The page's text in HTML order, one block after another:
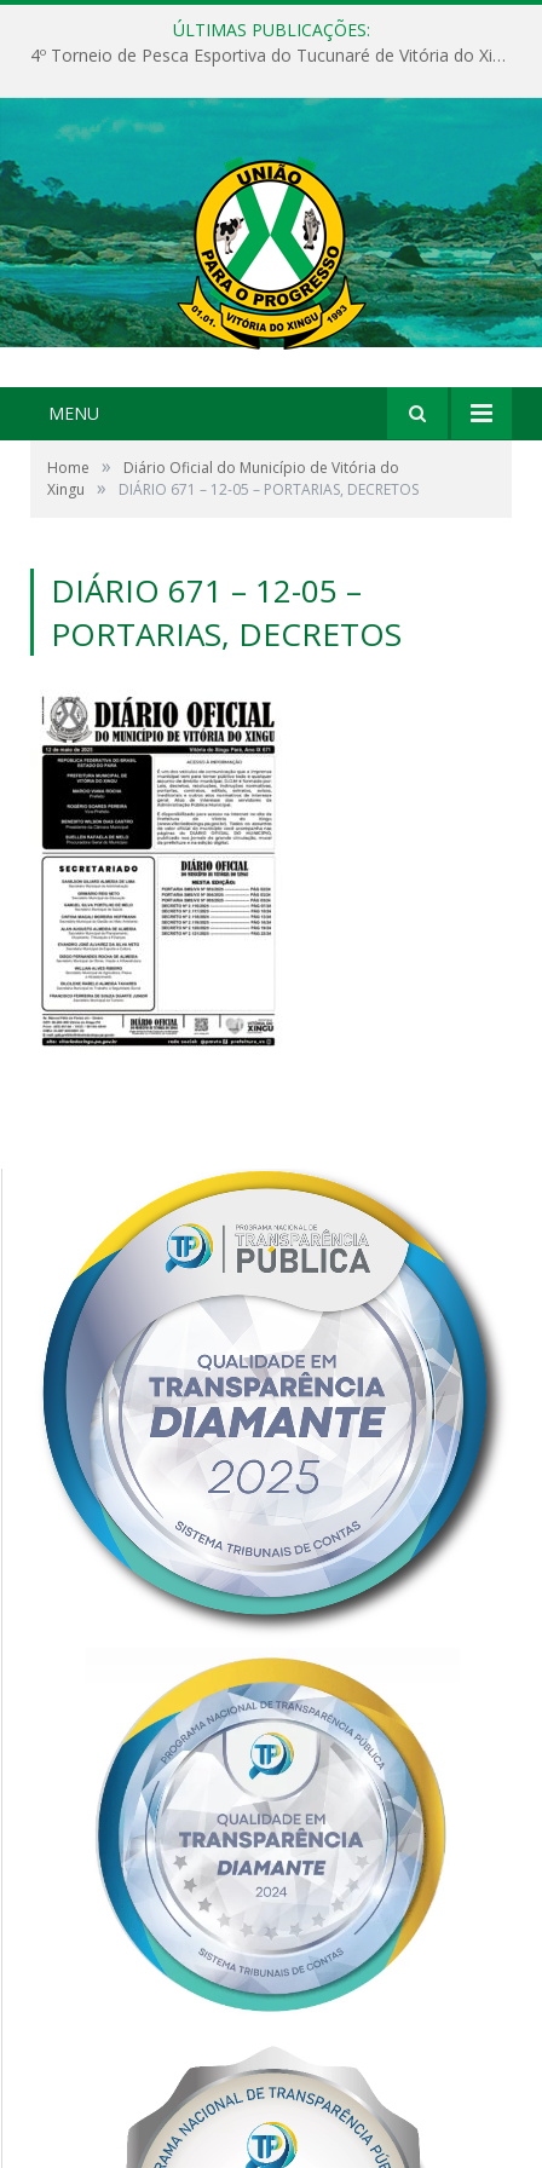
ÚLTIMAS PUBLICAÇÕES:
4º Torneio de Pesca Esportiva do Tucunaré de Vitória do Xingu
MENU
Home »
Diário Oficial do Município de Vitória do
Xingu
» DIÁRIO 671 – 12-05 – PORTARIAS, DECRETOS
DIÁRIO 671 – 12-05 –
PORTARIAS, DECRETOS